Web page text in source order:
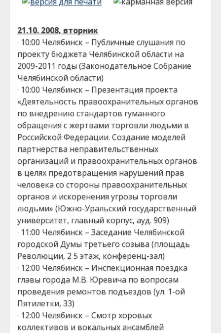
21.10. 2008, вторник
· 10:00 Челябинск – Публичные слушания по
проекту бюджета Челябинской области на
2009-2011 годы (Законодательное Собрание
Челябинской области)
· 10:00 Челябинск – Презентация проекта
«Деятельность правоохранительных органов
по внедрению стандартов гуманного
обращения с жертвами торговли людьми в
Российской Федерации. Создание моделей
партнерства неправительственных
организаций и правоохранительных органов
в целях предотвращения нарушений прав
человека со стороны правоохранительных
органов и искоренения угрозы торговли
людьми» (Южно-Уральский государственный
университет, главный корпус, ауд. 909)
· 11:00 Челябинск – Заседание Челябинской
городской Думы третьего созыва (площадь
Революции, 2 5 этаж, конференц-зал)
· 12:00 Челябинск – Инспекционная поездка
главы города М.В. Юревича по вопросам
проведения ремонтов подъездов (ул. 1-ой
Пятилетки, 33)
· 12:00 Челябинск – Смотр хоровых
коллективов и вокальных ансамблей